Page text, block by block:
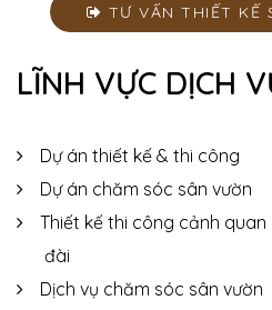
TƯ VẤN THIẾT KẾ
LĨNH VỰC DỊCH
Dự án thiết kế & thi công
Dự án chăm sóc sân vườn
Thiết kế thi công cảnh
đài
Dịch vụ chăm sóc sân vườn